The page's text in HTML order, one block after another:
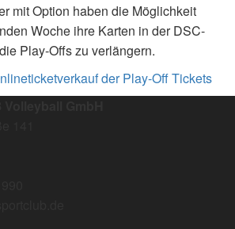
mit Option haben die Möglichkeit
Woche ihre Karten in der DSC-
Play-Offs zu verlängern.
der Play-Off Tickets